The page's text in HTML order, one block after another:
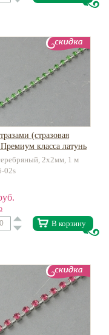
(стразовая
класса латунь
2х2мм, 1 м
02s
В корзину